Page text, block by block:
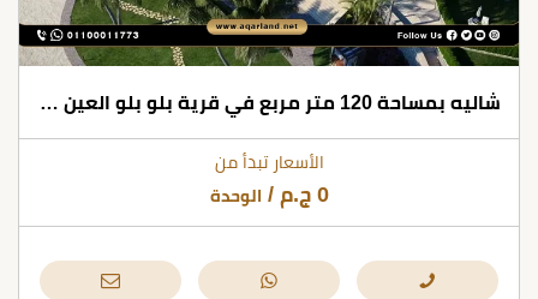
شاليه بمساحة 120 متر مربع في قرية بلو بلو العين السخنة
الأسعار تبدأ من
0 ج.م / الوحدة